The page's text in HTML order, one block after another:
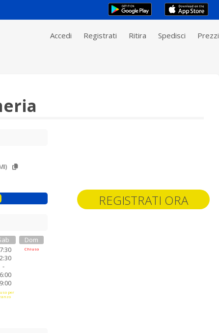
Accedi Registrati Ritira Spedisci Prezzi
REGISTRATI ORA
-
per
Dom
Chiuso